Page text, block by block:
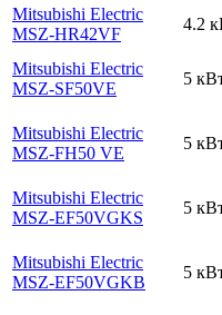
Mitsubishi Electric
MSZ-HR42VF
4.2
Mitsubishi Electric
MSZ-SF50VE
5
Mitsubishi Electric
MSZ-FH50 VE
5
Mitsubishi Electric
MSZ-EF50VGKS
5
Mitsubishi Electric
MSZ-EF50VGKB
5